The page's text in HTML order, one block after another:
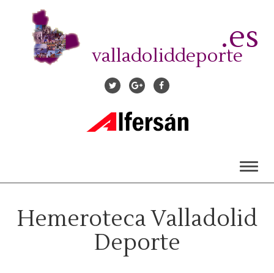
contenido
valladoliddeporte
.es
Hemeroteca Valladolid
Deporte